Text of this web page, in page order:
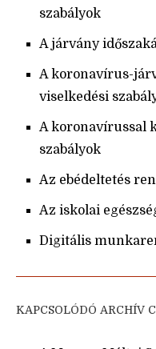
szabályok
A járvány
A koronavírus-
viselkedési
A koronavírussal
szabályok
Az ebédeltetés
Az iskolai
Digitális
KAPCSOLÓDÓ ARCHÍV